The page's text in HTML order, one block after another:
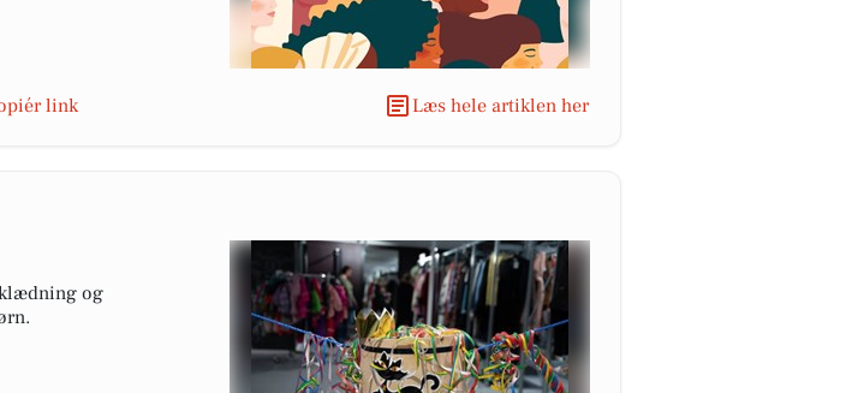
link Læs hele artiklen her
og